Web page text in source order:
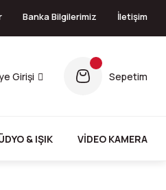
Banka Bilgilerimiz İletişim
Girişi Sepetim
& IŞIK VİDEO KAMERA